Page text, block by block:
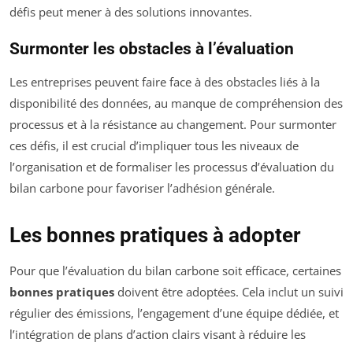
défis peut mener à des solutions innovantes.
Surmonter les obstacles à l’évaluation
Les entreprises peuvent faire face à des obstacles liés à la
disponibilité des données, au manque de compréhension des
processus et à la résistance au changement. Pour surmonter
ces défis, il est crucial d’impliquer tous les niveaux de
l’organisation et de formaliser les processus d’évaluation du
bilan carbone pour favoriser l’adhésion générale.
Les bonnes pratiques à adopter
Pour que l’évaluation du bilan carbone soit efficace, certaines
bonnes pratiques doivent être adoptées. Cela inclut un suivi
régulier des émissions, l’engagement d’une équipe dédiée, et
l’intégration de plans d’action clairs visant à réduire les